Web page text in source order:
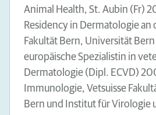
Animal Health, St. Aubin (Fr)
Residency in Dermatologie an
Fakultät Bern, Universität
europäische Spezialistin in
Dermatologie (Dipl. ECVD)
Immunologie, Vetsuisse
Bern und Institut für Virologie